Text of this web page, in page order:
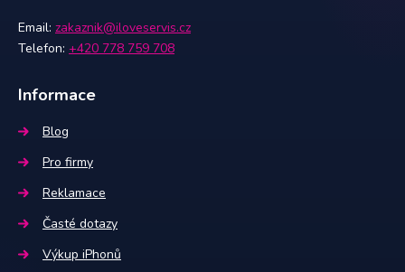
Email: zakaznik@iloveservis.cz
Telefon: +420 778 759 708
Informace
Blog
Pro firmy
Reklamace
Časté dotazy
Výkup iPhonů